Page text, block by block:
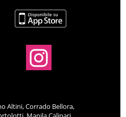
Altini, Corrado Bellora,